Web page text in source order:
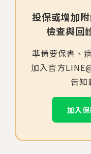
投保或增加
檢查與回
準備要保書、
加入官方
告知
加入